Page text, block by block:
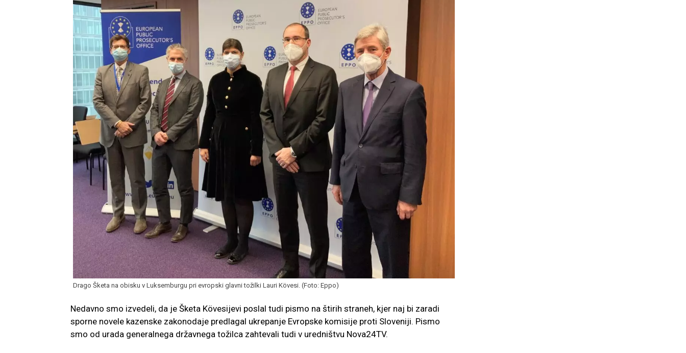
Drago Šketa na obisku v Luksemburgu pri evropski glavni tožilki Lauri Kövesi. (Foto: Eppo)
Nedavno smo izvedeli, da je Šketa Kövesijevi poslal tudi pismo na štirih straneh, kjer naj bi zaradi
sporne novele kazenske zakonodaje predlagal ukrepanje Evropske komisije proti Sloveniji. Pismo
smo od urada generalnega državnega tožilca zahtevali tudi v uredništvu Nova24TV.